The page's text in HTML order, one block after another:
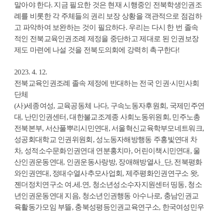
말아야 한다. 지금 필요한 것은 현재 시행중인 전북학생인권조
례를 비롯한 각 주체들의 권리 보장 상황을 객관적으로 점검하
고 파악하여 보완하는 것이 필요하다. 우리는 다시 한 번 졸속
적인 전북교육인권조례 제정을 중단하고 제대로 된 인권보장
제도 마련에 나설 것을 전북도의회에 강력히 촉구한다!
2023. 4. 12.
전북교육인권조례 졸속 제정에 반대하는 전국 인권·시민사회
단체
(사)세종여성, 교육공동체 나다, 구속노동자후원회, 국제민주연
대, 난민인권센터, 대한불교조계종 사회노동위원회, 민주노총
전북본부, 서산풀뿌리시민연대, 서울혁신교육학부모네트워크,
성공회대학교 인권위원회, 성노동자해방행동 주홍빛연대 차
차, 성적소수문화인권연대 연분홍치마, 어린이책시민연대, 울
산인권운동연대, 인권운동사랑방, 장애해방열사_단, 전북평화
와인권연대, 정태수열사추모사업회, 제주평화인권연구소 왓,
젠더정치연구소 여.세.연, 청소년성소수자지원센터 띵동, 청소
년인권운동연대 지음, 청소년인권행동 아수나로, 충남인권교
육활동가모임 부뜰, 충북성평등인권교육연구소, 한국여성민우